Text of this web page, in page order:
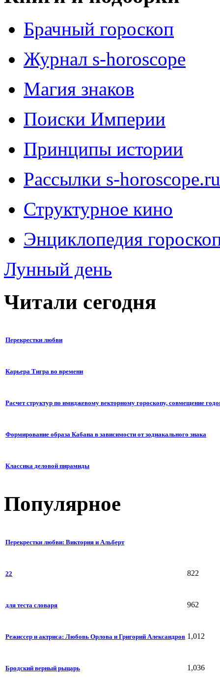
Брачный гороскоп
Журнал s-horoscope
Магия знаков
Поиски Империи
Принципы истории
Рассылки s-horoscope.ru
Структурное кино
Энциклопедия
Лунный день
Читали сегодня
Перекрестки любви
Карьера Тигра во времени
Расчет структур по имиджевому векторному гороскопу, совмещение
Формирование образа Кабана в зависимости от зодиакального знака
Классика деловой пирамиды
Популярное
Перекрестки любви: Виктория и Альберт
22 822
для теста словаря 962
Режиссер и актриса: Любовь Орлова и Григорий Александров 1,012
Бродский верный рыцарь 1,036